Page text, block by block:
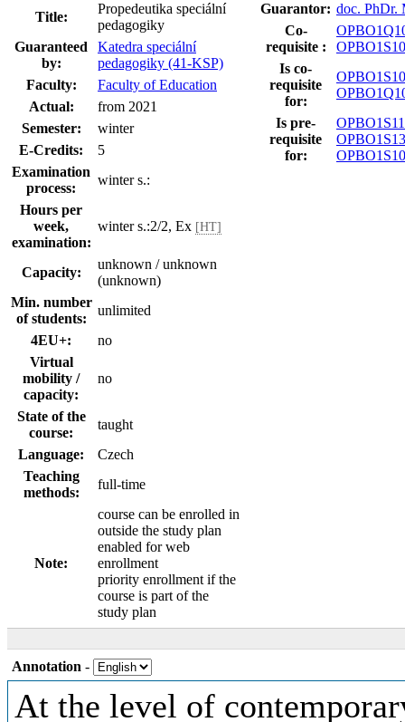
Title:
Propedeutika speciální
pedagogiky
Guaranteed
by:
Katedra speciální
pedagogiky (41-KSP)
Faculty:
Faculty of Education
Actual:
from 2021
Semester:
winter
E-Credits:
5
Examination
process:
winter s.:
Hours per
week,
examination:
winter s.:2/2, Ex [HT]
Capacity:
unknown / unknown
(unknown)
Min. number
of students:
unlimited
4EU+:
no
Virtual
mobility /
capacity:
no
State of the
course:
taught
Language:
Czech
Teaching
methods:
full-time
Note:
course can be enrolled in
outside the study plan
enabled for web
enrollment
priority enrollment if the
course is part of the
study plan
Guarantor: doc. PhDr.
Co-
requisite :
Is co-
requisite
for:
Is pre-
requisite
for:
Annotation -
At the level of